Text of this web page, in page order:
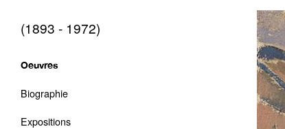
(1893 - 1972)
Oeuvres
Biographie
Expositions